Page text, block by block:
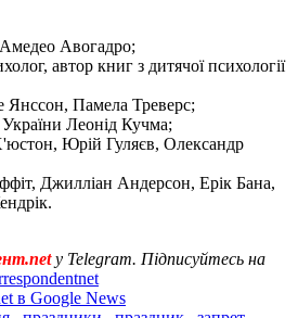
Амедео Авогадро;
автор книг з дитячої психології
Янссон, Памела Треверс;
Леонід Кучма;
Юрій Гуляєв, Олександр
Джилліан Андерсон, Ерік Бана,
у Telegram. Підписуйтесь на
в Google News